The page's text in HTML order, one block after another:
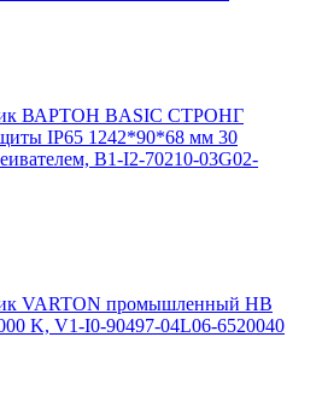
ВАРТОН BASIC СТРОНГ
IP65 1242*90*68 мм 30
B1-I2-70210-03G02-
VARTON промышленный HB
K, V1-I0-90497-04L06-6520040